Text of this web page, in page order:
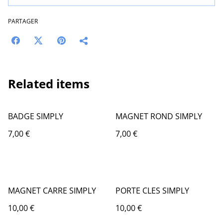
PARTAGER
Related items
BADGE SIMPLY
7,00 €
MAGNET ROND SIMPLY
7,00 €
MAGNET CARRE SIMPLY
10,00 €
PORTE CLES SIMPLY
10,00 €